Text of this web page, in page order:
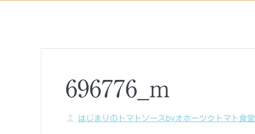
696776_m
はじまりのトマトソースbyオホーツクトマト食堂